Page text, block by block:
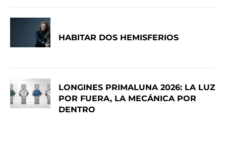
HABITAR DOS HEMISFERIOS
LONGINES PRIMALUNA 2026: LA LUZ
POR FUERA, LA MECÁNICA POR
DENTRO